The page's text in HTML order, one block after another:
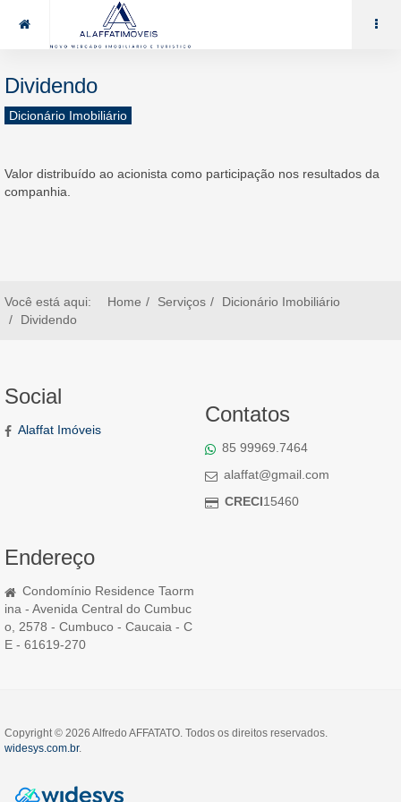
85 99969.7464 alaffat@gmail.com
Dividendo
Dicionário Imobiliário
Valor distribuído ao acionista como participação nos resultados da
companhia.
Você está aqui: Home Serviços
Dicionário Imobiliário
Dividendo
Social
Alaffat Imóveis
Contatos
85 99969.7464
alaffat@gmail.com
CRECI15460
Endereço
Condomínio Residence Taorm
ina - Avenida Central do Cumbuc
o, 2578 - Cumbuco - Caucaia - C
E - 61619-270
Copyright © 2026 Alfredo AFFATATO. Todos os direitos reservados.
widesys.com.br.